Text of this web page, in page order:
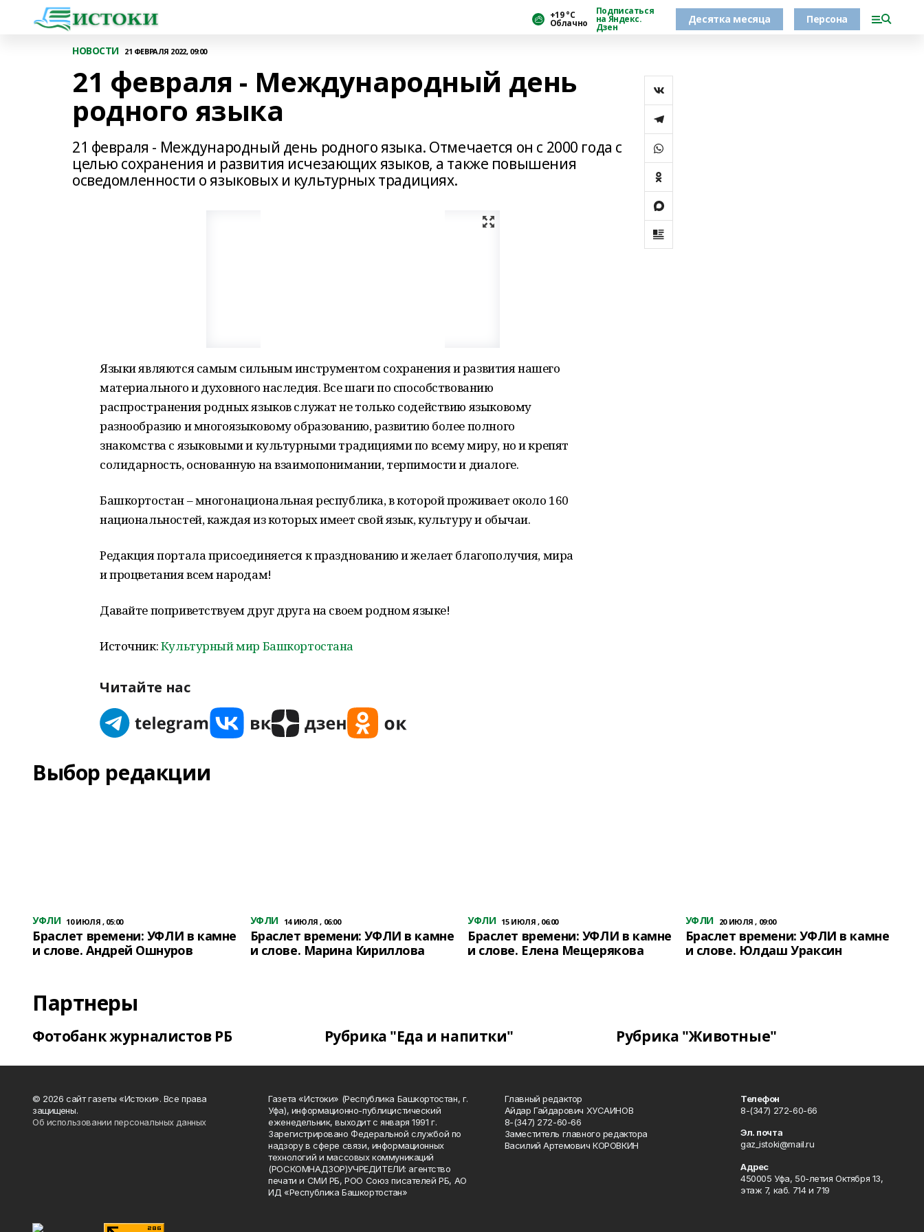
+19 °С
Облачно
Подписаться
на Яндекс.
Дзен
Десятка месяца Персона
НОВОСТИ 21 ФЕВРАЛЯ 2022, 09:00
21 февраля - Международный день
родного языка
21 февраля - Международный день родного языка. Отмечается он с 2000 года с
целью сохранения и развития исчезающих языков, а также повышения
осведомленности о языковых и культурных традициях.
Языки являются самым сильным инструментом сохранения и развития нашего
материального и духовного наследия. Все шаги по способствованию
распространения родных языков служат не только содействию языковому
разнообразию и многоязыковому образованию, развитию более полного
знакомства с языковыми и культурными традициями по всему миру, но и крепят
солидарность, основанную на взаимопонимании, терпимости и диалоге.
Башкортостан – многонациональная республика, в которой проживает около 160
национальностей, каждая из которых имеет свой язык, культуру и обычаи.
Редакция портала присоединяется к празднованию и желает благополучия, мира
и процветания всем народам!
Давайте поприветствуем друг друга на своем родном языке!
Источник:Культурный мир Башкортостана
Читайте нас
Выбор редакции
УФЛИ 10 ИЮЛЯ , 05:00
Браслет времени: УФЛИ в камне
и слове. Андрей Ошнуров
УФЛИ 14 ИЮЛЯ , 06:00
Браслет времени: УФЛИ в камне
и слове. Марина Кириллова
УФЛИ 15 ИЮЛЯ , 06:00
Браслет времени: УФЛИ в камне
и слове. Елена Мещерякова
УФЛИ 20 ИЮЛЯ , 09:00
Браслет времени: УФЛИ в камне
и слове. Юлдаш Ураксин
Партнеры
Фотобанк журналистов РБ Рубрика "Еда и напитки" Рубрика "Животные"
© 2026 сайт газеты «Истоки». Все права
защищены.
Об использовании персональных данных
Газета «Истоки» (Республика Башкортостан, г.
Уфа), информационно-публицистический
еженедельник, выходит с января 1991 г.
Зарегистрировано Федеральной службой по
надзору в сфере связи, информационных
технологий и массовых коммуникаций
(РОСКОМНАДЗОР)УЧРЕДИТЕЛИ: агентство
печати и СМИ РБ, РОО Союз писателей РБ, АО
ИД «Республика Башкортостан»
Главный редактор
Айдар Гайдарович ХУСАИНОВ
8-(347) 272-60-66
Заместитель главного редактора
Василий Артемович КОРОВКИН
Телефон
8-(347) 272-60-66
Эл. почта
gaz_istoki@mail.ru
Адрес
450005 Уфа, 50-летия Октября 13,
этаж 7, каб. 714 и 719